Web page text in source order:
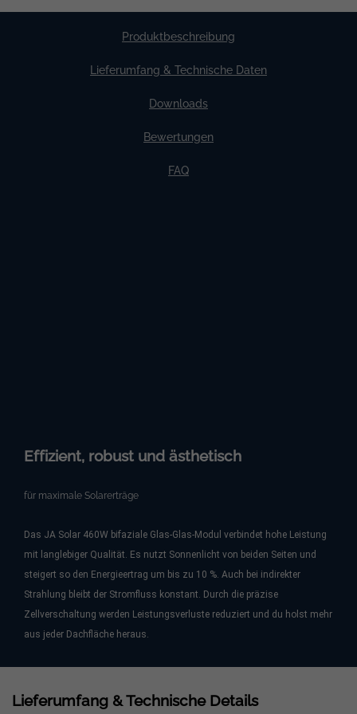
längere Kabel notwendig werden.
Produktbeschreibung
Lieferumfang & Technische Daten
Downloads
Bewertungen
FAQ
Effizient, robust und ästhetisch
für maximale Solarerträge
Das JA Solar 460W bifaziale Glas-Glas-Modul verbindet hohe Leistung
mit langlebiger Qualität. Es nutzt Sonnenlicht von beiden Seiten und
steigert so den Energieertrag um bis zu 10 %. Auch bei indirekter
Strahlung bleibt der Stromfluss konstant. Durch die präzise
Zellverschaltung werden Leistungsverluste reduziert und du holst mehr
aus jeder Dachfläche heraus.
Lieferumfang & Technische Details